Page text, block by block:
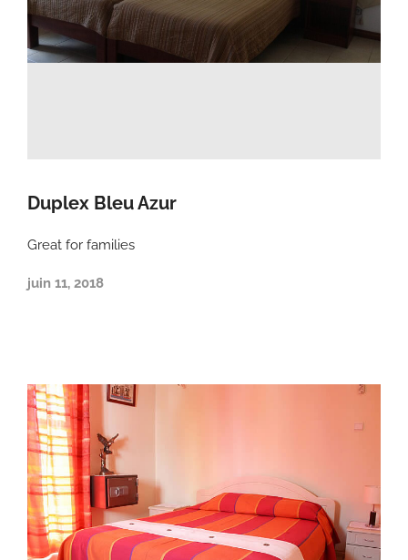
Duplex Bleu Azur
Great for families
juin 11, 2018